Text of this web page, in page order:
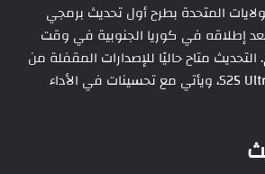
المتحدة بطرح أول تحديث برمجي
إطلاقه في كوريا الجنوبية في وقت
متاح حاليًا للإصدارات المقفلة من
Galaxy S25 وS25+ وS25 Ultra، ويأتي مع تحسينات في الأداء